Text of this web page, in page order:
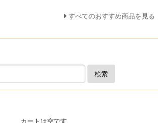
すべてのおすすめ商品を見る
検索
カートは空です